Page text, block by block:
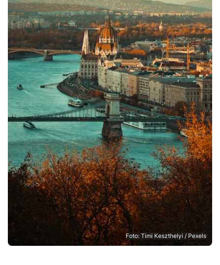
Foto: Timi Keszthelyi / Pexels